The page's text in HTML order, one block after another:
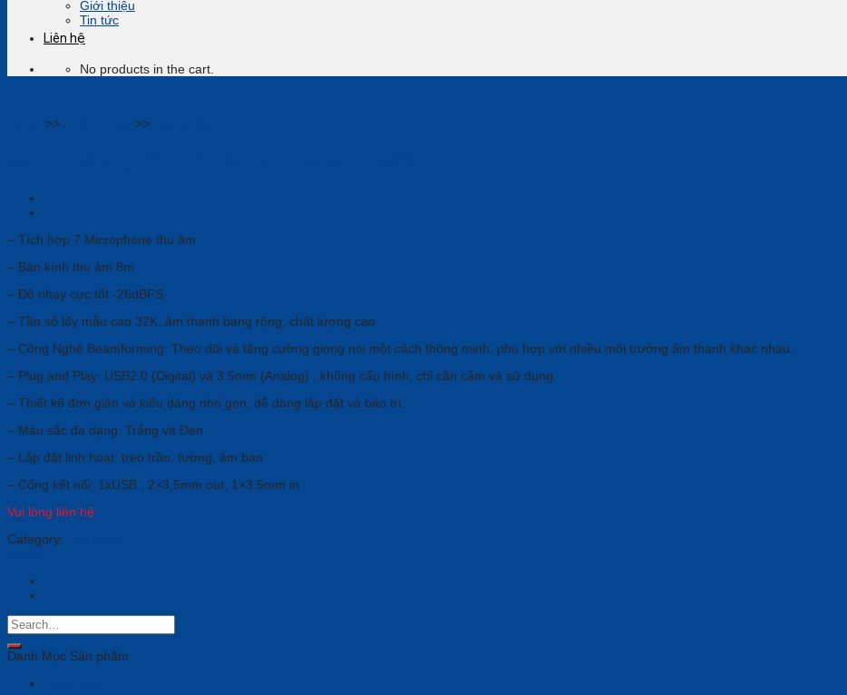
Giới thiệu
Tin tức
Liên hệ
No products in the cart.
>> >>
– Tích hợp 7 Microphone thu âm
– Bán kính thu âm 8m
– Độ nhạy cực tốt -26dBFS
– Tần số lấy mẫu cao 32K, âm thanh bang rộng, chất lượng cao
– Công Nghệ Beamforming: Theo dõi và tăng cường giọng nói một cách thông minh, phù hợp với nhiều môi trường âm thanh khác nhau.
– Plug and Play: USB2.0 (Digital) và 3.5mm (Analog) , không cấu hình, chỉ cần cắm và sử dụng.
– Thiết kế đơn giản và kiểu dáng nhỏ gọn, dễ dàng lắp đặt và bảo trì.
– Màu sắc đa dạng: Trắng và Đen
– Lắp đặt linh hoạt: treo trần, tường, âm bàn
– Cổng kết nối: 1xUSB , 2×3,5mm out, 1×3.5mm in
Vui lòng liên hệ
Category:
Danh Mục Sản phẩm